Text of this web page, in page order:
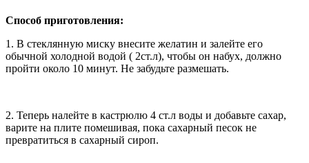
Способ приготовления:
1. В стеклянную миску внесите желатин и залейте его
обычной холодной водой ( 2ст.л), чтобы он набух, должно
пройти около 10 минут. Не забудьте размешать.
2. Теперь налейте в кастрюлю 4 ст.л воды и добавьте сахар,
варите на плите помешивая, пока сахарный песок не
превратиться в сахарный сироп.